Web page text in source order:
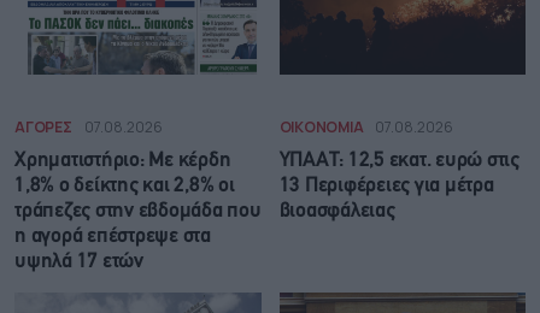
ΑΓΟΡΕΣ 07.08.2026
Χρηματιστήριο: Με κέρδη
1,8% ο δείκτης και 2,8% οι
τράπεζες στην εβδομάδα που
η αγορά επέστρεψε στα
υψηλά 17 ετών
ΟΙΚΟΝΟΜΙΑ 07.08.2026
ΥΠΑΑΤ: 12,5 εκατ. ευρώ στις
13 Περιφέρειες για μέτρα
βιοασφάλειας